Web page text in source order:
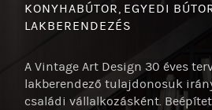
KONYHABÚTOR, EGYEDI
LAKBERENDEZÉS
A Vintage Art Design 30 éves
lakberendező tulajdonosuk
családi vállalkozásként.